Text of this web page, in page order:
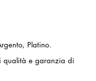
Platino.
qualità e garanzia di